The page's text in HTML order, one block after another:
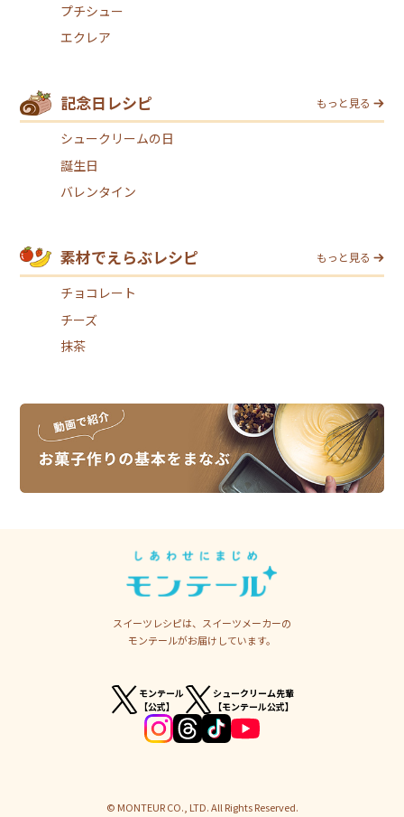
プチシュー
エクレア
記念日レシピ もっと見る
シュークリームの日
誕生日
バレンタイン
素材でえらぶレシピ もっと見る
チョコレート
チーズ
抹茶
スイーツレシピは、スイーツメーカーの
モンテールがお届けしています。
モンテール
【公式】
シュークリーム先輩
【モンテール公式】
© MONTEUR CO., LTD. All Rights Reserved.